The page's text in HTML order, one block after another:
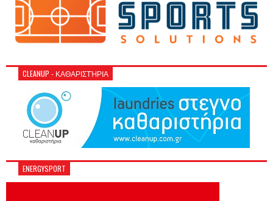
CLEANUP - ΚΑΘΑΡΙΣΤΉΡΙΑ
ENERGYSPORT